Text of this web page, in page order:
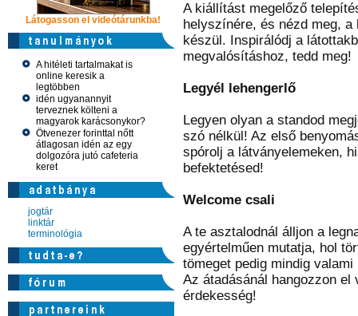
Látogasson el videótárunkba! Látogasson el videótárunkba!Látogasson
A hitéleti tartalmakat is
online keresik a
legtöbben
idén ugyanannyit
terveznek költeni a
magyarok karácsonykor?
Ötvenezer forinttal nőtt
átlagosan idén az egy
dolgozóra jutó cafeteria
keret
jogtár
linktár
terminológia
A kiállítást megelőző
helyszínére, és nézd meg,
készül. Inspirálódj a
megvalósításhoz, tedd meg!
Legyél lehengerlő
Legyen olyan a standod
szó nélkül! Az első
spórolj a látványelemeken,
befektetésed!
Welcome csali
A te asztalodnál álljon a
egyértelműen mutatja, hol
tömeget pedig mindig
Az átadásánál hangozzon
érdekesség!